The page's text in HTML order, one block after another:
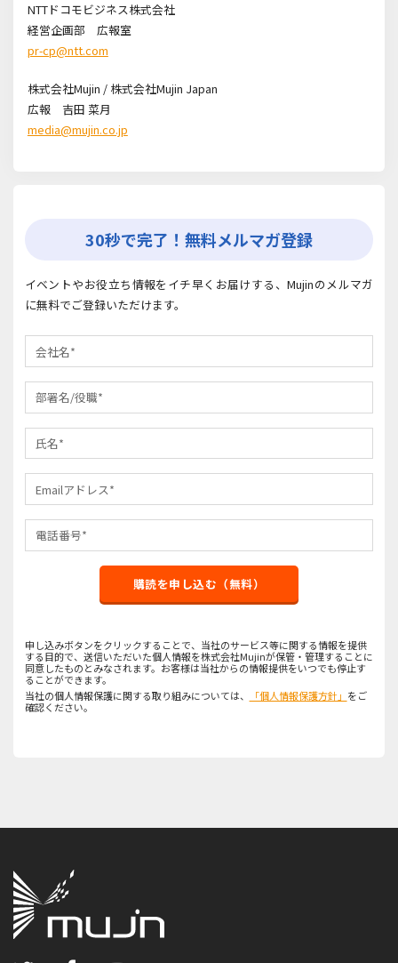
NTTドコモビジネス株式会社
経営企画部 広報室
pr-cp@ntt.com
株式会社Mujin / 株式会社Mujin Japan
広報 吉田 菜月
media@mujin.co.jp
30秒で完了！無料メルマガ登録
イベントやお役立ち情報をイチ早くお届けする、Mujinのメルマガ
に無料でご登録いただけます。
購読を申し込む（無料）
申し込みボタンをクリックすることで、当社のサービス等に関する情報を提供
する目的で、送信いただいた個人情報を株式会社Mujinが保管・管理することに
同意したものとみなされます。お客様は当社からの情報提供をいつでも停止す
ることができます。
当社の個人情報保護に関する取り組みについては、
「個人情報保護方針」 をご
確認ください。